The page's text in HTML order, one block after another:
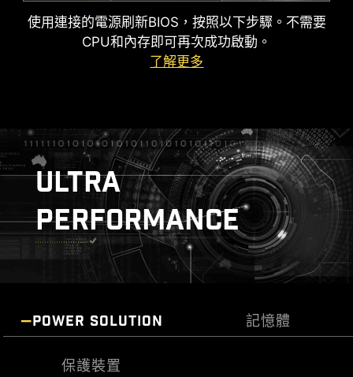
使用連接的電源刷新BIOS，按照以下步驟。不需要
CPU和內存即可再次成功啟動。
了解更多
檢測並顯示合適的驅動程序和實用程序，您只需點
擊幾下即可下載和安裝Learn more
* 請確保連接到網路，否則 Driver Utility Installer 不會自
動啟動。
* MSI Driver Utility Installer 將會內建在 Windows 11
build 22H2 中。
為了更好地區分不同用途的針腳接頭，將幫浦系
統接頭和ARGB 接頭標記為白色，PCIe 8-pin 接
頭標記為灰色，並將JAF_2的針腳接頭指定為白
色（供 JAF_1 用戶使用），以利用戶更有效地管
理線材。
USB 傳輸速度識別
ULTRA
PERFORMANCE
POWER SOLUTION 記憶體
保護裝置